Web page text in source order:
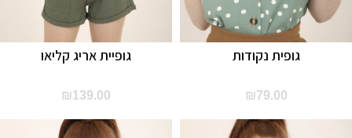
גופיית אריג קליאו
₪139.00
גופית נקודות
₪79.00